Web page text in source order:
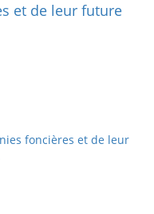
et de leur future
foncières et de leur